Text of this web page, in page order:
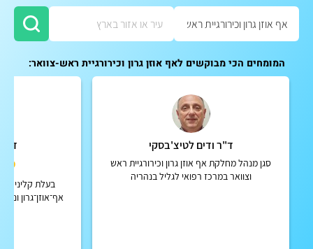
המומחים הכי מבוקשים לאף אוזן גרון וכירורגיית ראש-צוואר:
ד"ר ודים לטיצ'בסקי
סגן מנהל מחלקת אף אוזן גרון וכירורגיית ראש
וצוואר במרכז רפואי לגליל בנהריה
4.9
בעלת קליניקה
אף־אוזן־גרון